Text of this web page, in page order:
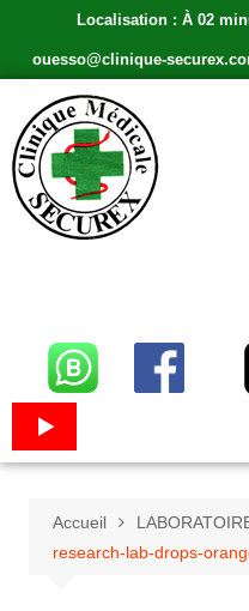
Localisation : À 02
ouesso@clinique-
Accueil
research-lab-drops-